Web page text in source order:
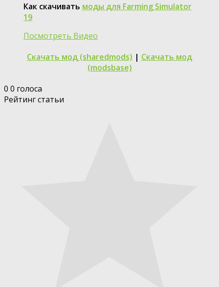
Как скачивать моды для Farming Simulator
19
Посмотреть Видео
Скачать мод (sharedmods) | Скачать мод
(modsbase)
0 0 голоса
Рейтинг статьи